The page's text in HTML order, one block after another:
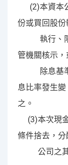
(2)本資本
份或買回股
執行、限
管機關核示
除息基準
息比率發生
之。
(3)本次現
條件捨去，
公司之其